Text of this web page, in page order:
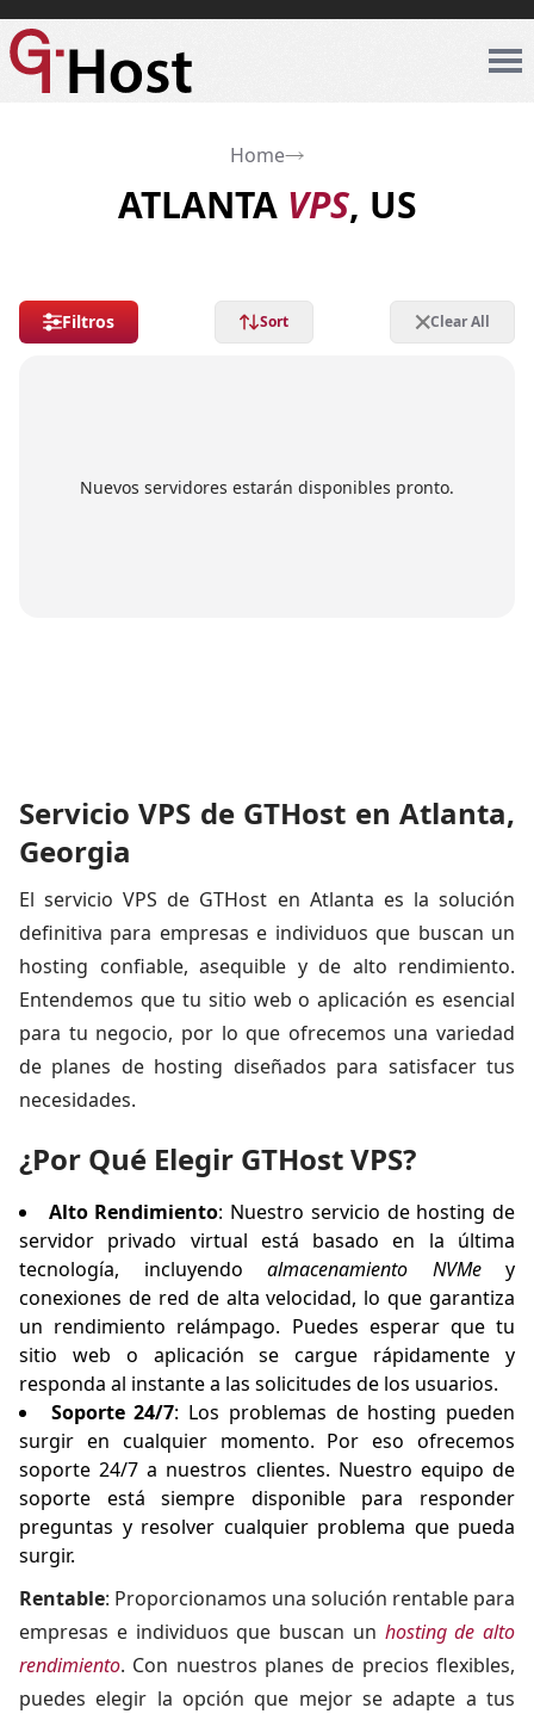
Home
ATLANTA VPS, US
Filtros Sort Clear All
Nuevos servidores estarán disponibles pronto.
Servicio VPS de GTHost en Atlanta,
Georgia
El servicio VPS de GTHost en Atlanta es la solución
definitiva para empresas e individuos que buscan un
hosting confiable, asequible y de alto rendimiento.
Entendemos que tu sitio web o aplicación es esencial
para tu negocio, por lo que ofrecemos una variedad
de planes de hosting diseñados para satisfacer tus
necesidades.
¿Por Qué Elegir GTHost VPS?
Alto Rendimiento: Nuestro servicio de hosting de
servidor privado virtual está basado en la última
tecnología, incluyendo almacenamiento NVMey
conexiones de red de alta velocidad, lo que garantiza
un rendimiento relámpago. Puedes esperar que tu
sitio web o aplicación se cargue rápidamente y
responda al instante a las solicitudes de los usuarios.
Soporte 24/7: Los problemas de hosting pueden
surgir en cualquier momento. Por eso ofrecemos
soporte 24/7 a nuestros clientes. Nuestro equipo de
soporte está siempre disponible para responder
preguntas y resolver cualquier problema que pueda
surgir.
Rentable: Proporcionamos una solución rentable para
empresas e individuos que buscan un hosting de alto
rendimiento. Con nuestros planes de precios flexibles,
puedes elegir la opción que mejor se adapte a tus